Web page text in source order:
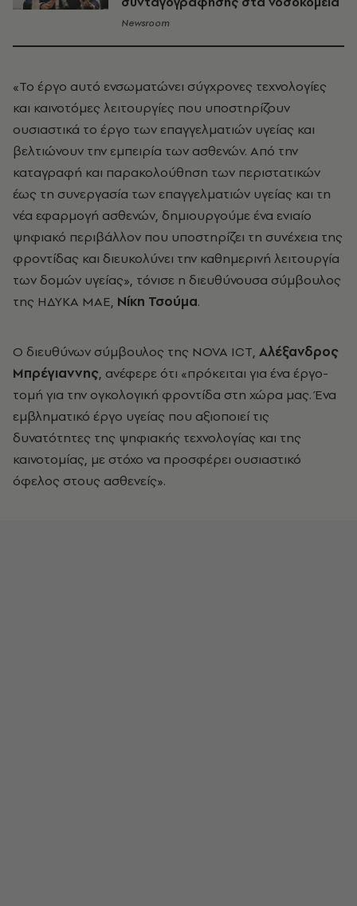
Newsroom
«Το έργο αυτό ενσωματώνει σύγχρονες τεχνολογίες
και καινοτόμες λειτουργίες που υποστηρίζουν
ουσιαστικά το έργο των επαγγελματιών υγείας και
βελτιώνουν την εμπειρία των ασθενών. Από την
καταγραφή και παρακολούθηση των περιστατικών
έως τη συνεργασία των επαγγελματιών υγείας και τη
νέα εφαρμογή ασθενών, δημιουργούμε ένα ενιαίο
ψηφιακό περιβάλλον που υποστηρίζει τη συνέχεια της
φροντίδας και διευκολύνει την καθημερινή λειτουργία
των δομών υγείας», τόνισε η διευθύνουσα σύμβουλος
της ΗΔΥΚΑ ΜΑΕ, Νίκη Τσούμα.
Ο διευθύνων σύμβουλος της NOVA ICT, Αλέξανδρος
Μπρέγιαννης, ανέφερε ότι «πρόκειται για ένα έργο-
τομή για την ογκολογική φροντίδα στη χώρα μας. Ένα
εμβληματικό έργο υγείας που αξιοποιεί τις
δυνατότητες της ψηφιακής τεχνολογίας και της
καινοτομίας, με στόχο να προσφέρει ουσιαστικό
όφελος στους ασθενείς».